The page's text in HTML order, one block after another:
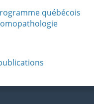
québécois